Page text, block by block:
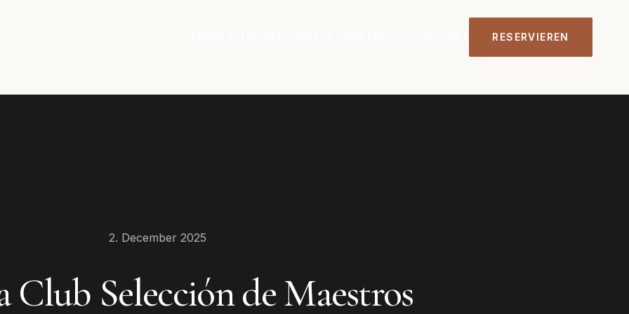
RESERVIEREN
2. December 2025
Club Selección de Maestros